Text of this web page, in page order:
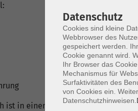
ist in einem alten Haus.
Datenschutz
Cookies sind kleine
Webbrowser des
gespeichert werden.
Cookie genannt wird.
Ihr Browser das
Mechanismus für
Surfaktivitäten des
von Cookies ein.
Datenschutzhinweisen.